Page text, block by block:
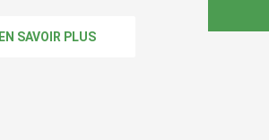
EN SAVOIR PLUS